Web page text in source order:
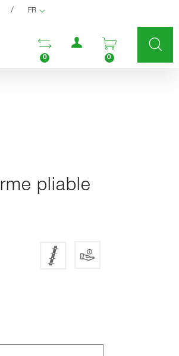
/ FR
Ouvrir la liste
0
Menu utilisateur
Ouvrir le
0
pliable